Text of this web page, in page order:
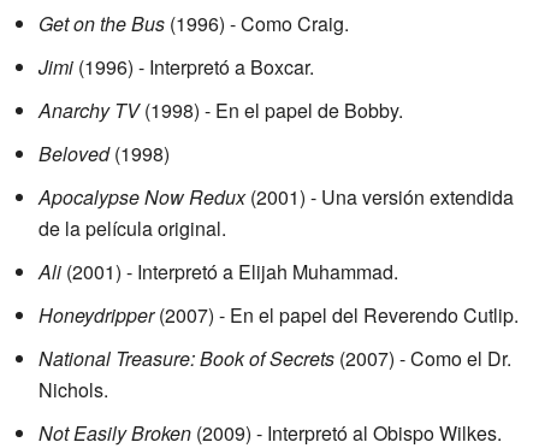
Get on the Bus (1996) - Como Craig.
Jimi (1996) - Interpretó a Boxcar.
Anarchy TV(1998) - En el papel de Bobby.
Beloved(1998)
Apocalypse Now Redux(2001) - Una versión extendida
de la película original.
Ali (2001) - Interpretó a Elijah Muhammad.
Honeydripper(2007) - En el papel del Reverendo Cutlip.
National Treasure: Book of Secrets (2007) - Como el Dr.
Nichols.
Not Easily Broken (2009) - Interpretó al Obispo Wilkes.